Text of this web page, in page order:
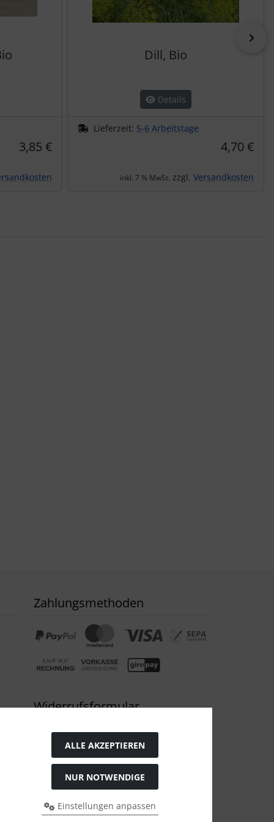
3,85 €
Dill, Bio
Details
Lieferzeit: 5-6 Arbeitstage
4,70 €
inkl. 7 % MwSt. zzgl. Versandkosten
Zahlungsmethoden
Widerrufsformular
ALLE AKZEPTIEREN
NUR NOTWENDIGE
Einstellungen anpassen